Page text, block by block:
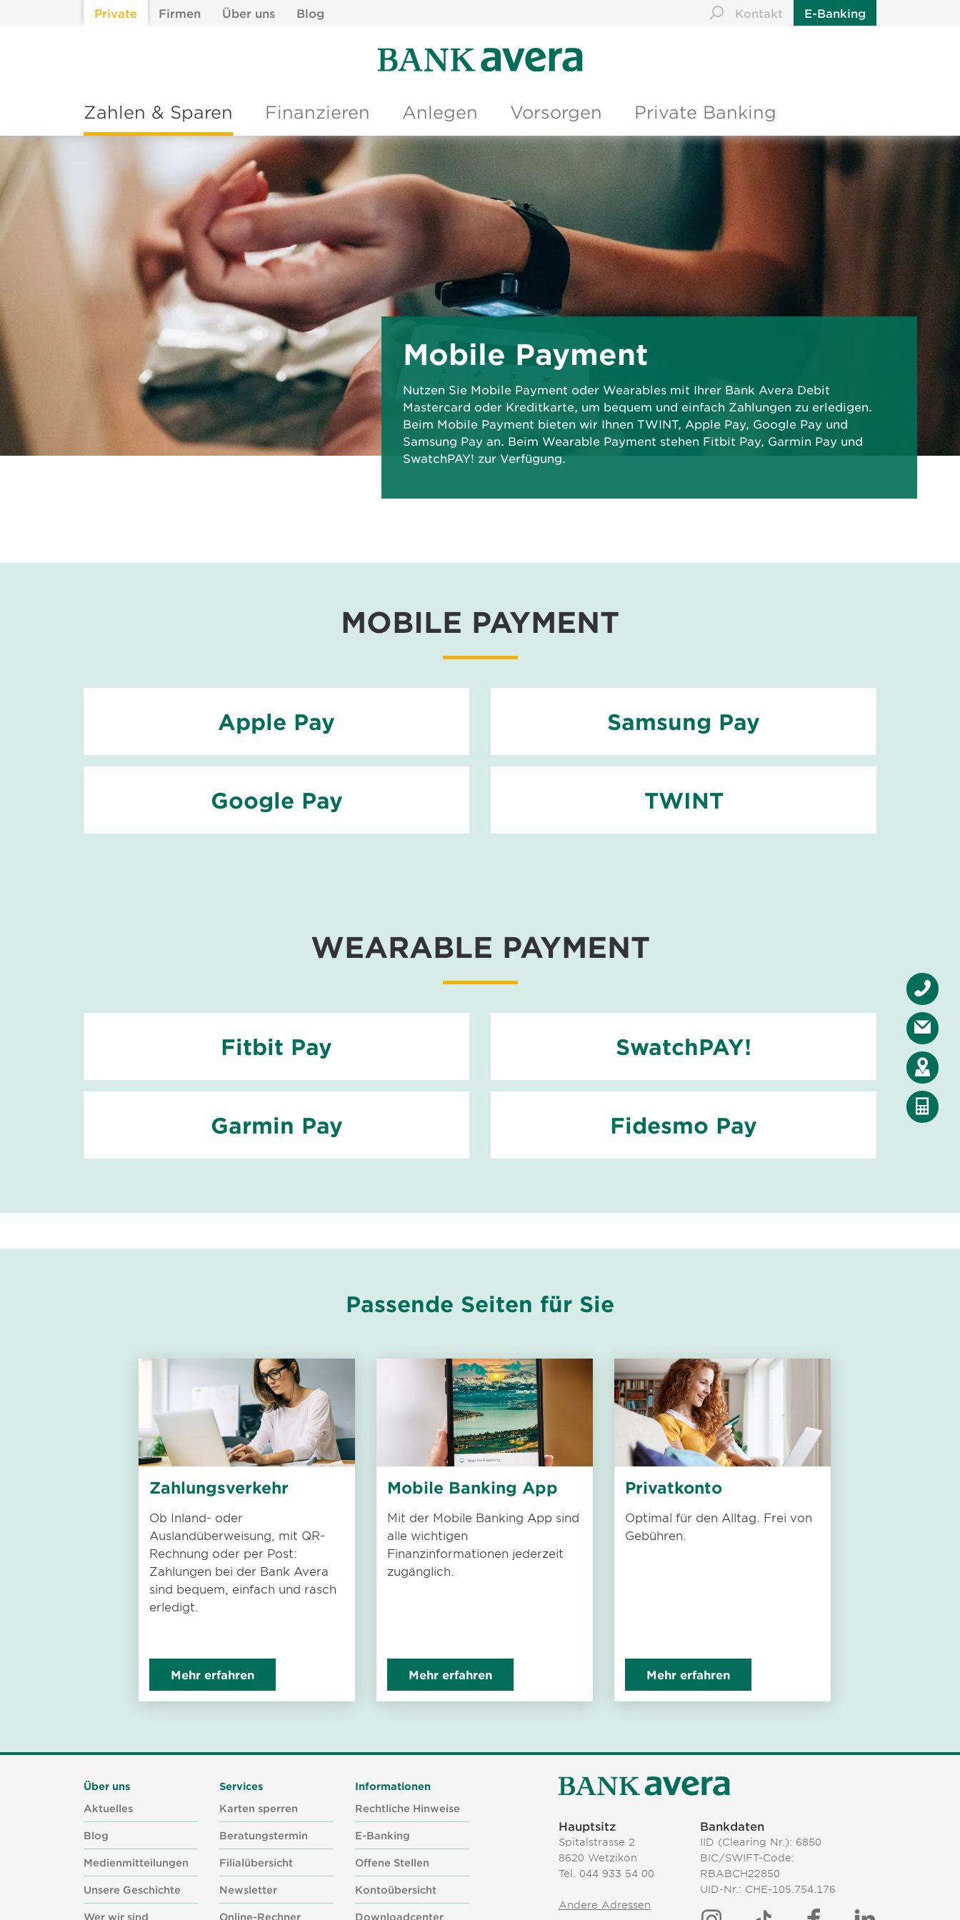
Private Firmen Über uns Blog Kontakt E-Banking
Zahlen & Sparen Finanzieren Anlegen Vorsorgen Private Banking
Mobile Payment
Nutzen Sie Mobile Payment oder Wearables mit Ihrer Bank Avera Debit
Mastercard oder Kreditkarte, um bequem und einfach Zahlungen zu erledigen.
Beim Mobile Payment bieten wir Ihnen TWINT, Apple Pay, Google Pay und
Samsung Pay an. Beim Wearable Payment stehen Fitbit Pay, Garmin Pay und
SwatchPAY! zur Verfügung.
MOBILE PAYMENT
Apple Pay
Google Pay
Samsung Pay
TWINT
WEARABLE PAYMENT
Fitbit Pay
Garmin Pay
SwatchPAY!
Fidesmo Pay
Passende Seiten für Sie
Zahlungsverkehr
Ob Inland- oder
Auslandüberweisung, mit QR-
Rechnung oder per Post:
Zahlungen bei der Bank Avera
sind bequem, einfach und rasch
erledigt.
Mehr erfahren
Mobile Banking App
Mit der Mobile Banking App sind
alle wichtigen
Finanzinformationen jederzeit
zugänglich.
Mehr erfahren
Privatkonto
Optimal für den Alltag. Frei von
Gebühren.
Mehr erfahren
Über uns
Aktuelles
Blog
Medienmitteilungen
Unsere Geschichte
Wer wir sind
Services
Karten sperren
Beratungstermin
Filialübersicht
Newsletter
Online-Rechner
Informationen
Rechtliche Hinweise
E-Banking
Offene Stellen
Kontoübersicht
Downloadcenter
Hauptsitz
Spitalstrasse 2
8620 Wetzikon
Tel. 044 933 54 00
Andere Adressen
Bankdaten
IID (Clearing Nr.): 6850
BIC/SWIFT-Code:
RBABCH22850
UID-Nr.: CHE-105.754.176